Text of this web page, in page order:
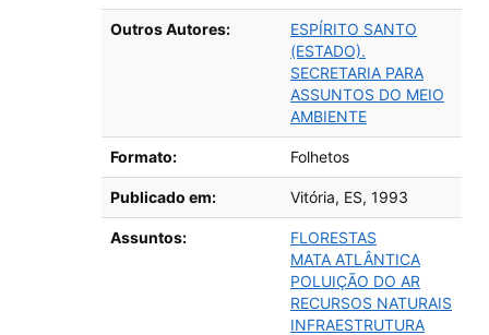
Detalhes bibliográficos
Outros Autores:
ESPÍRITO SANTO
(ESTADO).
SECRETARIA PARA
ASSUNTOS DO MEIO
AMBIENTE
Formato: Folhetos
Publicado em: Vitória, ES, 1993
Assuntos:
FLORESTAS
MATA ATLÂNTICA
POLUIÇÃO DO AR
RECURSOS NATURAIS
INFRAESTRUTURA